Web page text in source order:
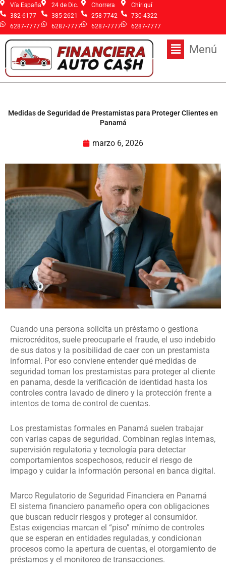
Ir
al
contenido
Vía España
382-6177
6287-7777
24 de Dic.
385-2621
6287-7777
Chorrera
258-7742
6287-7777
Chiriquí
730-4322
6287-7777
Main
Menu
Menú
Medidas de Seguridad de Prestamistas para Proteger Clientes en
Panamá
marzo 6, 2026
Cuando una persona solicita un préstamo o gestiona
microcréditos, suele preocuparle el fraude, el uso indebido
de sus datos y la posibilidad de caer con un prestamista
informal. Por eso conviene entender qué medidas de
seguridad toman los prestamistas para proteger al cliente
en panama, desde la verificación de identidad hasta los
controles contra lavado de dinero y la protección frente a
intentos de toma de control de cuentas.
Los prestamistas formales en Panamá suelen trabajar
con varias capas de seguridad. Combinan reglas internas,
supervisión regulatoria y tecnología para detectar
comportamientos sospechosos, reducir el riesgo de
impago y cuidar la información personal en banca digital.
Marco Regulatorio de Seguridad Financiera en Panamá
El sistema financiero panameño opera con obligaciones
que buscan reducir riesgos y proteger al consumidor.
Estas exigencias marcan el “piso” mínimo de controles
que se esperan en entidades reguladas, y condicionan
procesos como la apertura de cuentas, el otorgamiento de
préstamos y el monitoreo de transacciones.